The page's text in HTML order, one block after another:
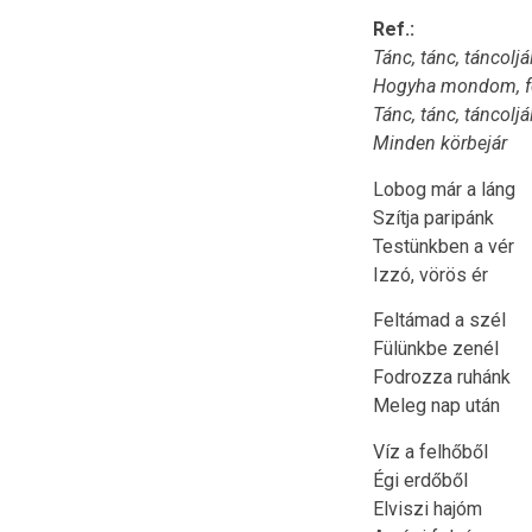
Ref.:
Tánc, tánc,
Hogyha mondom,
Tánc, tánc,
Minden körbejár
Lobog már a láng
Szítja paripánk
Testünkben a vér
Izzó, vörös ér
Feltámad a szél
Fülünkbe zenél
Fodrozza ruhánk
Meleg nap után
Víz a felhőből
Égi erdőből
Elviszi hajóm